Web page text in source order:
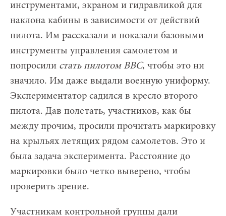
инструментами, экраном и гидравликой для
наклона кабины в зависимости от действий
пилота. Им рассказали и показали базовыми
инструменты управления самолетом и
попросили стать пилотом ВВС, чтобы это ни
значило. Им даже выдали военную униформу.
Экспериментатор садился в кресло второго
пилота. Дав полетать, участников, как бы
между прочим, просили прочитать маркировку
на крыльях летящих рядом самолетов. Это и
была задача эксперимента. Расстояние до
маркировки было четко выверено, чтобы
проверить зрение.
Участникам контрольной группы дали